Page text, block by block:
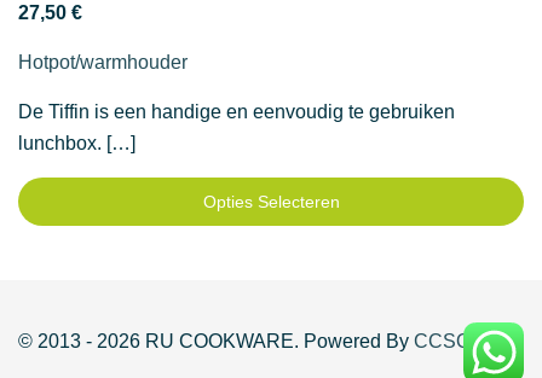
27,50 €
Hotpot/warmhouder
De Tiffin is een handige en eenvoudig te gebruiken
lunchbox. […]
Opties Selecteren
meerdere
© 2013 - 2026 RU COOKWARE. Powered By CCSOL